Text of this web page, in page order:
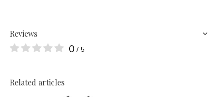
Reviews
0 / 5
Related articles